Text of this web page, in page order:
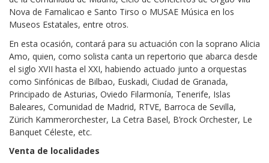
Nova de Famalicao e Santo Tirso o MUSAE Música en los
Museos Estatales, entre otros.
En esta ocasión, contará para su actuación con la soprano Alicia
Amo, quien, como solista canta un repertorio que abarca desde
el siglo XVII hasta el XXI, habiendo actuado junto a orquestas
como Sinfónicas de Bilbao, Euskadi, Ciudad de Granada,
Principado de Asturias, Oviedo Filarmonía, Tenerife, Islas
Baleares, Comunidad de Madrid, RTVE, Barroca de Sevilla,
Zürich Kammerorchester, La Cetra Basel, B’rock Orchester, Le
Banquet Céleste, etc.
Venta de localidades